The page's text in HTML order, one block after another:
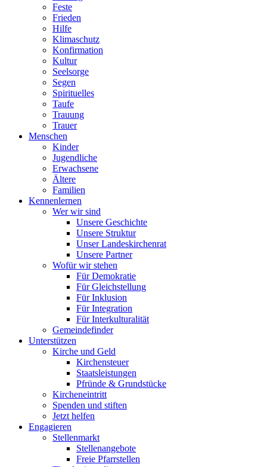
Feste
Frieden
Hilfe
Klimaschutz
Konfirmation
Kultur
Seelsorge
Segen
Spirituelles
Taufe
Trauung
Trauer
Menschen
Kinder
Jugendliche
Erwachsene
Ältere
Familien
Kennenlernen
Wer wir sind
Unsere Geschichte
Unsere Struktur
Unser Landeskirchenrat
Unsere Partner
Wofür wir stehen
Für Demokratie
Für Gleichstellung
Für Inklusion
Für Integration
Für Interkulturalität
Gemeindefinder
Unterstützen
Kirche und Geld
Kirchensteuer
Staatsleistungen
Pfründe & Grundstücke
Kircheneintritt
Spenden und stiften
Jetzt helfen
Engagieren
Stellenmarkt
Stellenangebote
Freie Pfarrstellen